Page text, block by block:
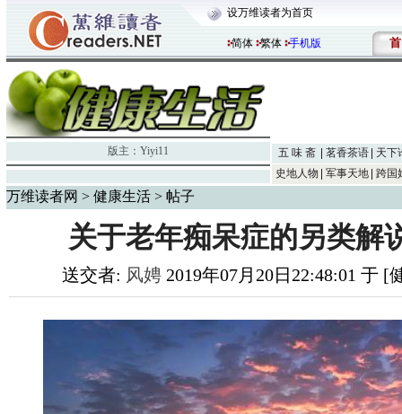
设万维读者为首页
简体 繁体 手机版 首
版主： Yiyi11 五 味 斋 茗香茶语
天下
史地人物
军事天地 跨国
万维读者网 > 健康生活 > 帖子
关于老年痴呆症的另类解
送交者: 风娉 2019年07月20日22:48:01 于